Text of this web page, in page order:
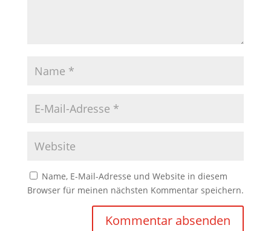
Name, E-Mail-Adresse und Website in diesem
Browser für meinen nächsten Kommentar speichern.